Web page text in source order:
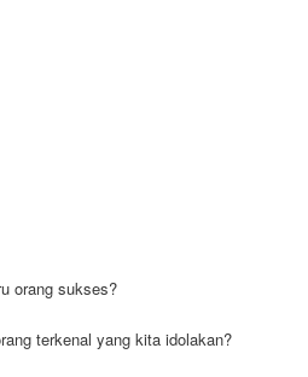
orang sukses?
terkenal yang kita idolakan?